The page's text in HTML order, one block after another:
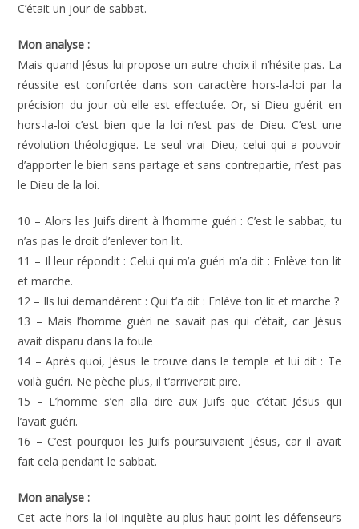
C’était un jour de sabbat.
Mon analyse :
Mais quand Jésus lui propose un autre choix il n’hésite pas. La
réussite est confortée dans son caractère hors-la-loi par la
précision du jour où elle est effectuée. Or, si Dieu guérit en
hors-la-loi c’est bien que la loi n’est pas de Dieu. C’est une
révolution théologique. Le seul vrai Dieu, celui qui a pouvoir
d’apporter le bien sans partage et sans contrepartie, n’est pas
le Dieu de la loi.
10 – Alors les Juifs dirent à l’homme guéri : C’est le sabbat, tu
n’as pas le droit d’enlever ton lit.
11 – Il leur répondit : Celui qui m’a guéri m’a dit : Enlève ton lit
et marche.
12 – Ils lui demandèrent : Qui t’a dit : Enlève ton lit et marche ?
13 – Mais l’homme guéri ne savait pas qui c’était, car Jésus
avait disparu dans la foule
14 – Après quoi, Jésus le trouve dans le temple et lui dit : Te
voilà guéri. Ne pèche plus, il t’arriverait pire.
15 – L’homme s’en alla dire aux Juifs que c’était Jésus qui
l’avait guéri.
16 – C’est pourquoi les Juifs poursuivaient Jésus, car il avait
fait cela pendant le sabbat.
Mon analyse :
Cet acte hors-la-loi inquiète au plus haut point les défenseurs